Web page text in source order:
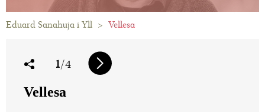
Eduard Sanahuja i Yll > Vellesa
1/4
Vellesa